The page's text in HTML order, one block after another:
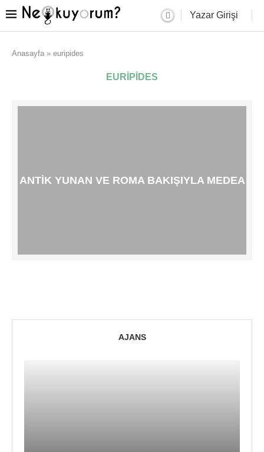
Yazar Girişi
Anasayfa » euripides
EURIPIDES
ANTIK YUNAN VE ROMA BAKIŞIYLA MEDEA
AJANS